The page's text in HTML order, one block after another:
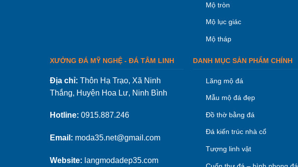
Mộ tròn
Mộ lục giác
Mộ tháp
XƯỞNG ĐÁ MỸ NGHỆ - ĐÁ TÂM LINH
Địa chỉ: Thôn Hạ Trạo, Xã Ninh
Thắng, Huyện Hoa Lư, Ninh Bình
Hotline: 0915.887.246
Email: moda35.net@gmail.com
Website: langmodadep35.com
DANH MỤC SẢN PHẨM CHÍNH
Lăng mộ đá
Mẫu mộ đá đẹp
Đồ thờ bằng đá
Đá kiến trúc nhà cổ
Tượng linh vật